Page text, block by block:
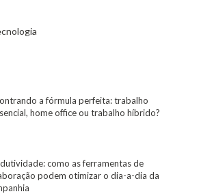
a fórmula perfeita: trabalho
home office ou trabalho híbrido?
como as ferramentas de
podem otimizar o dia-a-dia da